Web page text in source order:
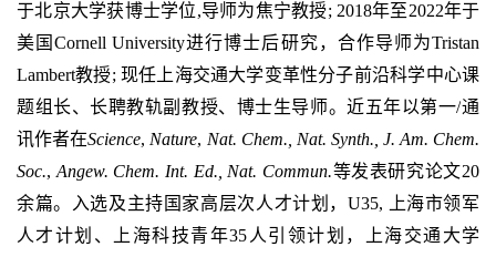
于北京大学获博士学位,导师为焦宁教授; 2018年至2022年于
美国Cornell University进行博士后研究，合作导师为Tristan
Lambert教授; 现任上海交通大学变革性分子前沿科学中心课
题组长、长聘教轨副教授、博士生导师。近五年以第一/通
讯作者在Science, Nature, Nat. Chem., Nat. Synth., J. Am. Chem.
Soc., Angew. Chem. Int. Ed., Nat. Commun.等发表研究论文20
余篇。
入选及主持国家高层次人才计划， U35,
上海市领军
人才计划、上海科技青年35 人引领计划，上海交通大学